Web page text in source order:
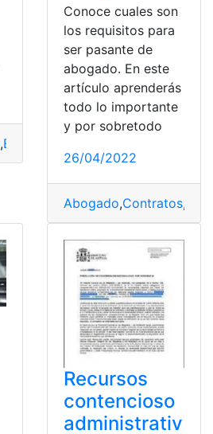
,España
Conoce cuales son
los requisitos para
ser pasante de
abogado. En este
artículo aprenderás
todo lo importante
y por sobretodo
26/04/2022
Abogado,Contratos,
Recursos
contencioso
administrativ